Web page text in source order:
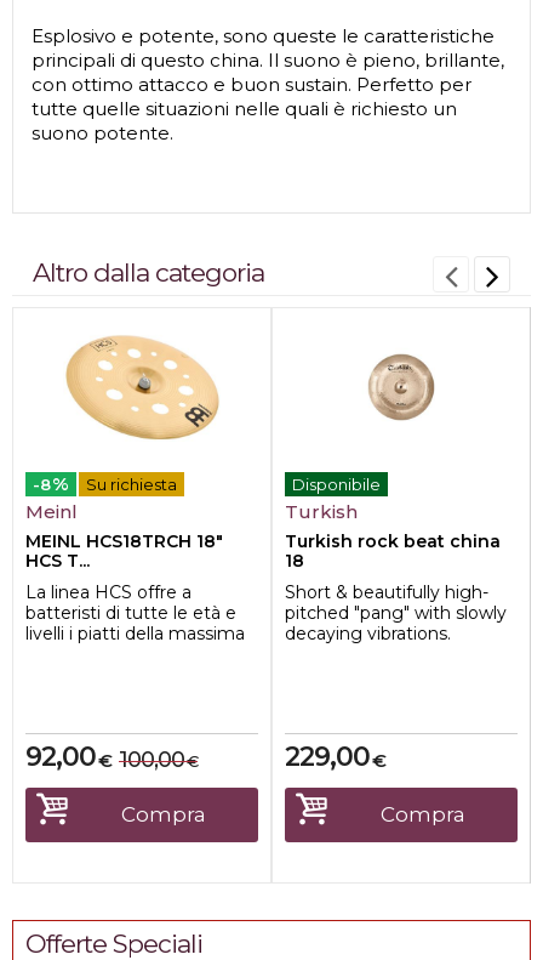
Esplosivo e potente, sono queste le caratteristiche
principali di questo china. Il suono è pieno, brillante,
con ottimo attacco e buon sustain. Perfetto per
tutte quelle situazioni nelle quali è richiesto un
suono potente.
Altro dalla categoria
-8% Su richiesta
Meinl
MEINL HCS18TRCH 18"
HCS T...
La linea HCS offre a
batteristi di tutte le età e
livelli i piatti della massima
€
92,00 €
100,00
Compra
Disponibile
Turkish
Turkish rock beat china
18
Short & beautifully high-
pitched "pang" with slowly
decaying vibrations.
€
229,00
Compra
Offerte Speciali